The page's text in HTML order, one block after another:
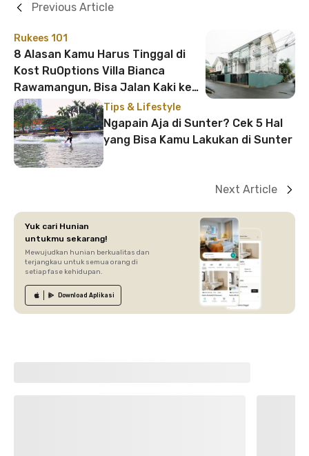
Rukees 101
8 Alasan Kamu Harus Tinggal di
Kost RuOptions Villa Bianca
Rawamangun, Bisa Jalan Kaki ke
LRT!
Previous Article
Tips & Lifestyle
Ngapain Aja di Sunter? Cek 5 Hal
yang Bisa Kamu Lakukan di Sunter
Next Article
Yuk cari Hunian
untukmu sekarang!
Mewujudkan hunian berkualitas dan
terjangkau untuk semua orang di
setiap fase kehidupan.
Download Aplikasi